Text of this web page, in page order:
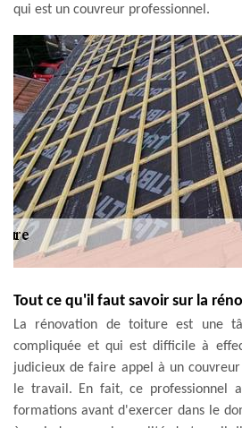
qui est un couvreur professionnel.
Tout ce qu'il faut savoir sur la
La rénovation de toiture est une
compliquée et qui est difficile à
judicieux de faire appel à un
le travail. En fait, ce professionnel
formations avant d'exercer dans le